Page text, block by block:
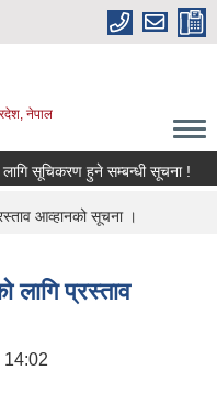
नेपाल
सूचिकरण हुने सम्बन्धी सूचना !
आव्हानको सूचना ।
लागि प्रस्ताव
14:02